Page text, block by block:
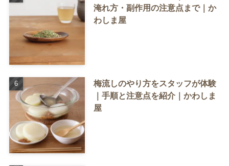
淹れ方・副作用の注意点まで｜か
わしま屋
梅流しのやり方をスタッフが体験
｜手順と注意点を紹介｜かわしま
屋